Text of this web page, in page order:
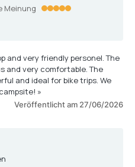
Meinung
and very friendly personel. The
very comfortable. The
and ideal for bike trips. We
»
Veröffentlicht am 27/06/2026